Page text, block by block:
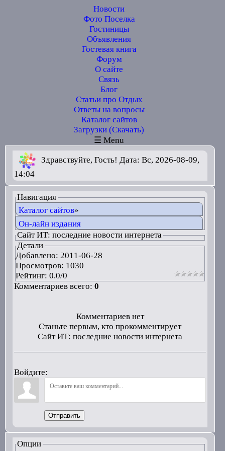
Новости
Фото Поселка
Гостиницы
Объявления
Гостевая книга
Форум
О сайте
Связь
Блог
Статьи про Отдых
Ответы на вопросы
Каталог сайтов
Загрузки (Скачать)
☰ Menu
Здравствуйте, Гость! Дата: Вс, 2026-08-09,
14:04
Навигация
Каталог сайтов»
Он-лайн издания
Сайт ИТ: последние новости интернета
Детали
Добавлено: 2011-06-28
Просмотров: 1030
Рейтинг: 0.0/0
Комментариев всего: 0
Комментариев нет
Станьте первым, кто прокомментирует
Сайт ИТ: последние новости интернета
Войдите:
Отправить
Опции